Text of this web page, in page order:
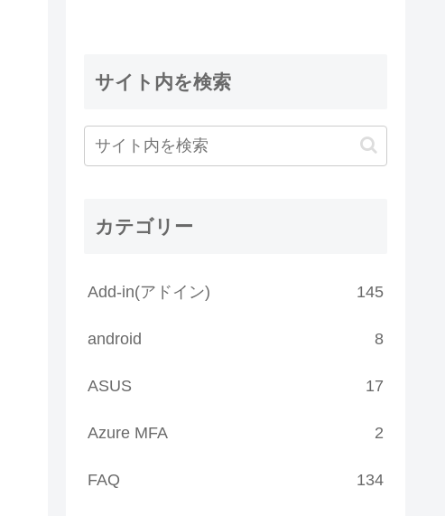
サイト内を検索
カテゴリー
Add-in(アドイン) 145
android 8
ASUS 17
Azure MFA 2
FAQ 134